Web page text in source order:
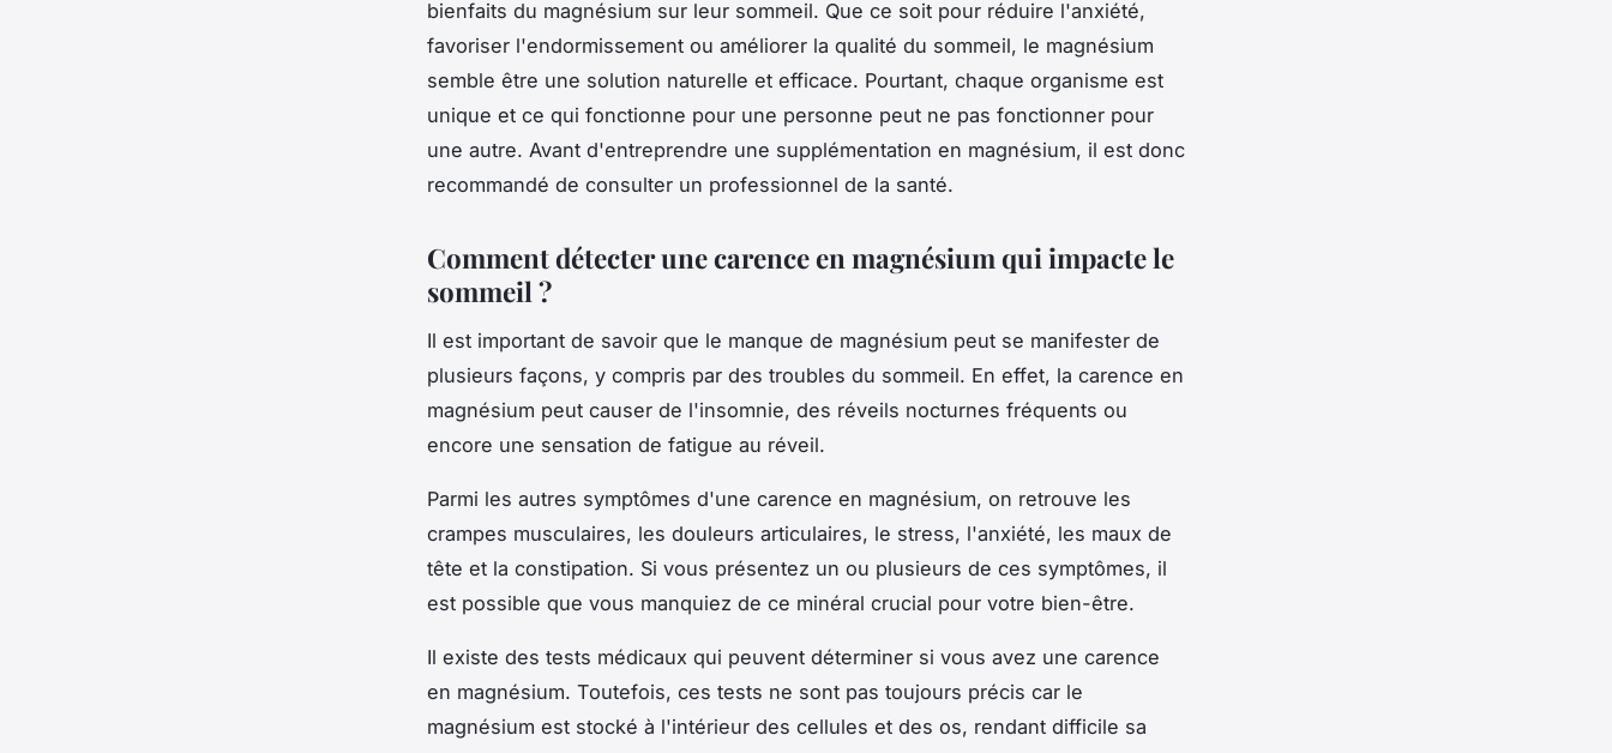
bienfaits du magnésium sur leur sommeil. Que ce soit pour réduire l'anxiété,
favoriser l'endormissement ou améliorer la qualité du sommeil, le magnésium
semble être une solution naturelle et efficace. Pourtant, chaque organisme est
unique et ce qui fonctionne pour une personne peut ne pas fonctionner pour
une autre. Avant d'entreprendre une supplémentation en magnésium, il est donc
recommandé de consulter un professionnel de la santé.
Comment détecter une carence en magnésium qui impacte le
sommeil ?
Il est important de savoir que le manque de magnésium peut se manifester de
plusieurs façons, y compris par des troubles du sommeil. En effet, la carence en
magnésium peut causer de l'insomnie, des réveils nocturnes fréquents ou
encore une sensation de fatigue au réveil.
Parmi les autres symptômes d'une carence en magnésium, on retrouve les
crampes musculaires, les douleurs articulaires, le stress, l'anxiété, les maux de
tête et la constipation. Si vous présentez un ou plusieurs de ces symptômes, il
est possible que vous manquiez de ce minéral crucial pour votre bien-être.
Il existe des tests médicaux qui peuvent déterminer si vous avez une carence
en magnésium. Toutefois, ces tests ne sont pas toujours précis car le
magnésium est stocké à l'intérieur des cellules et des os, rendant difficile sa